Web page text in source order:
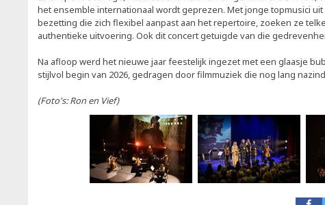
het ensemble internationaal wordt geprezen. Met jonge topmusici
bezetting die zich flexibel aanpast aan het repertoire, zoeken ze
authentieke uitvoering. Ook dit concert getuigde van die
Na afloop werd het nieuwe jaar feestelijk ingezet met een glaasje
stijlvol begin van 2026, gedragen door filmmuziek die nog lang
(Foto's: Ron en Vief)